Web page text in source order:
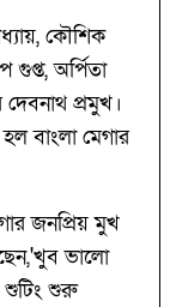
কৌশিক
গুপ্ত, অর্পিতা
দেবনাথ প্রমুখ।
বাংলা মেগার
জনপ্রিয় মুখ
ভালো
শুটিং শুরু